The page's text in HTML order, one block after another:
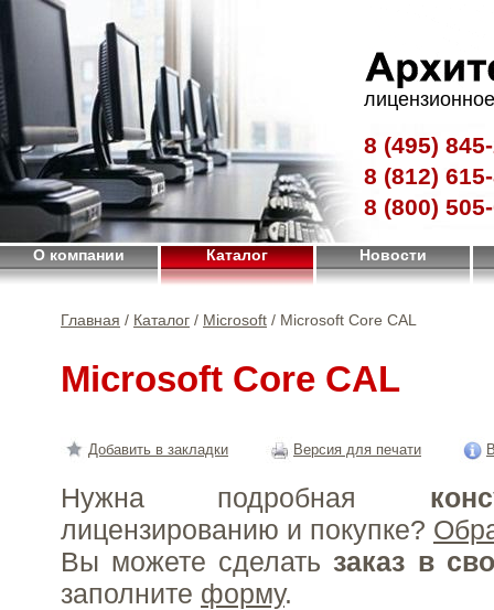
8 (495)
8 (812)
8 (800)
О компании Каталог Новости
Главная / Каталог / Microsoft / Microsoft Core CAL
Microsoft Core CAL
Добавить в закладки Версия для печати
Нужна подробная
лицензированию и покупке?
Вы можете сделать заказ в
заполните форму.